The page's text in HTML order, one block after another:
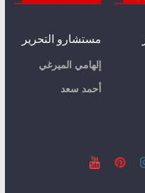
مستشارو التحرير
إلهامي الميرغي
أحمد سعد